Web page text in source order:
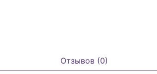
Отзывов (0)